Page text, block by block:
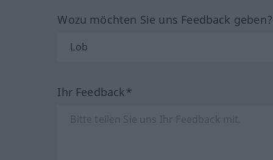
Wozu möchten Sie uns Feedback
Ihr Feedback*